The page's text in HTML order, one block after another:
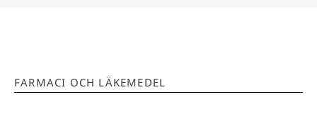
FARMACI OCH LÄKEMEDEL